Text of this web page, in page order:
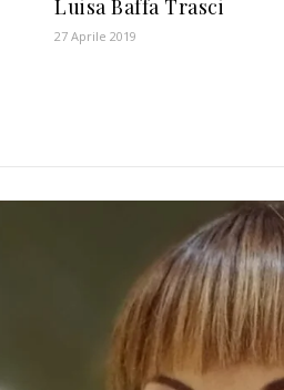
Luisa Baffa Trasci
27 Aprile 2019